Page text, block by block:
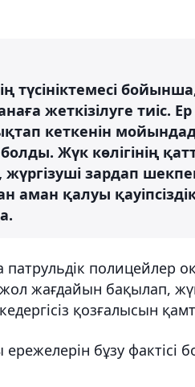
түсініктемесі
жеткізілуге
кеткенін
болды. Жүк көлігінің
жүргізуші зардап
аман қалуы
патрульдік полицейлер
жағдайын бақылап,
кедергісіз қозғалысын
бұзу фактісі